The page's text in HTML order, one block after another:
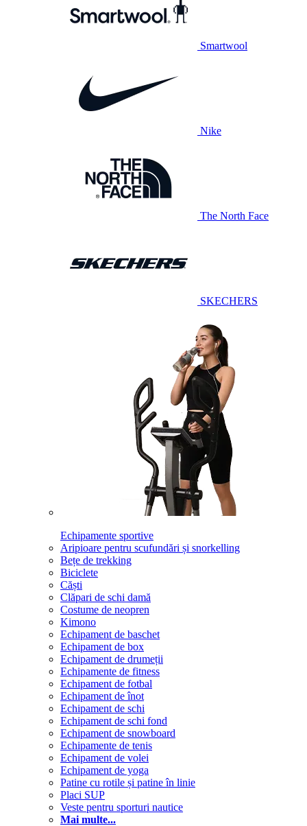
Smartwool
Nike
The North Face
SKECHERS
Echipamente sportive
Aripioare pentru scufundări și snorkelling
Bețe de trekking
Biciclete
Căști
Clăpari de schi damă
Costume de neopren
Kimono
Echipament de baschet
Echipament de box
Echipament de drumeții
Echipamente de fitness
Echipament de fotbal
Echipament de înot
Echipament de schi
Echipament de schi fond
Echipament de snowboard
Echipamente de tenis
Echipament de volei
Echipament de yoga
Patine cu rotile și patine în linie
Placi SUP
Veste pentru sporturi nautice
Mai multe...